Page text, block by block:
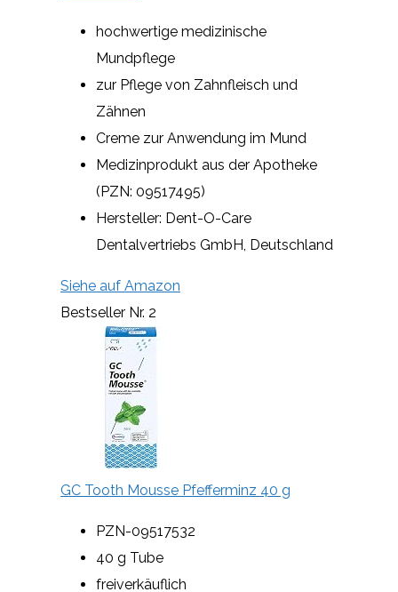
hochwertige medizinische
Mundpflege
zur Pflege von Zahnfleisch und
Zähnen
Creme zur Anwendung im Mund
Medizinprodukt aus der Apotheke
(PZN: 09517495)
Hersteller: Dent-O-Care
Dentalvertriebs GmbH, Deutschland
Siehe auf Amazon
Bestseller Nr. 2
GC Tooth Mousse Pfefferminz 40 g
PZN-09517532
40 g Tube
freiverkäuflich